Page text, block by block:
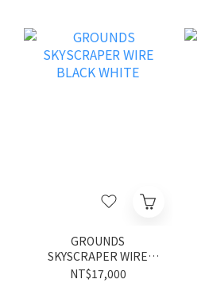
GROUNDS
SKYSCRAPER WIRE
BLACK WHITE
NT$17,000